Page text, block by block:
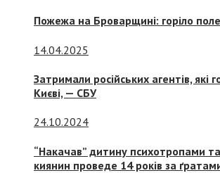
Пожежа на Броварщині: горіло
14.04.2025
Затримали російських агентів, які
Києві, — СБУ
24.10.2024
“Накачав” дитину психотропами
киянин проведе 14 років за